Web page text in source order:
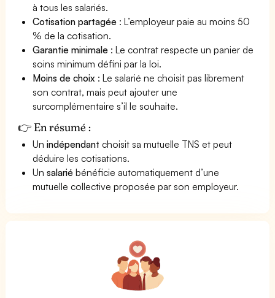
à tous les salariés.
Cotisation partagée : L’employeur paie au moins 50
% de la cotisation.
Garantie minimale : Le contrat respecte un panier de
soins minimum défini par la loi.
Moins de choix : Le salarié ne choisit pas librement
son contrat, mais peut ajouter une
surcomplémentaire s’il le souhaite.
👉 En résumé :
Unindépendant choisit sa mutuelle TNS et peut
déduire les cotisations.
Unsalarié bénéficie automatiquement d’une
mutuelle collective proposée par son employeur.